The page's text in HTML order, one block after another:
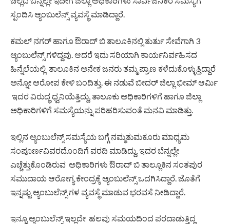
ಸ್ಪಂದಿಸಿ ಆ್ಯಂಬುಲೆನ್ಸ್ ವ್ಯವಸ್ಥೆ ಮಾಡಿದ್ದಾರೆ.
ಕಮಲ್ ನಗರ್ ಹಾಗೂ ಔರಾದ್ ಬಿ ತಾಲೂಕಿನಲ್ಲಿ ತುರ್ತು ಸೇವೆಗಾಗಿ 3
ಆ್ಯಂಬುಲೆನ್ಸ್ ಗಳಿದ್ದವು. ಆದರೆ ಇದು ಸರಿಯಾಗಿ ಕಾರ್ಯನಿರ್ವಹಿಸದ
ಹಿನ್ನೆಲೆಯಲ್ಲಿ ತಾಲೂಕಿನ ಅನೇಕ ಜನರು ತಮ್ಮ ಪ್ರಾಣ ಕಳೆದುಕೊಳ್ಳುತ್ತಿದ್ದಾರೆ
ಅನ್ನೋ ಆರೋಪ ಕೇಳಿ ಬಂದಿತ್ತು. ಈ ನಡುವೆ ಬೀದರ್ ಜಿಲ್ಲಾ ಭೀಮ್ ಆರ್ಮಿ
ಇದರ ವಿರುದ್ಧ ಧ್ವನಿಯೆತ್ತಿದ್ದು, ತಾಲೂಕು ಅಧಿಕಾರಿಗಳಿಗೆ ಹಾಗೂ ಜಿಲ್ಲಾ
ಅಧಿಕಾರಿಗಳಿಗೆ ಸಮಸ್ಯೆಯನ್ನು ಪರಿಹರಿಸುವಂತೆ ಮನವಿ ಮಾಡಿತ್ತು.
ಇಲ್ಲಿನ ಆ್ಯಂಬುಲೆನ್ಸ್ ಸಮಸ್ಯೆಯ ಬಗ್ಗೆ ನಮ್ಮತುಮಕೂರು ಮಾಧ್ಯಮ
ಸಂಪೂರ್ಣವಿವರದೊಂದಿಗೆ ವರದಿ ಮಾಡಿದ್ದು, ಇದರ ಬೆನ್ನಲ್ಲೇ
ಎಚ್ಚೆತ್ತುಕೊಂಡಿರುವ ಅಧಿಕಾರಿಗಳು ಔರಾದ್ ಬಿ ತಾಲ್ಲೂಕಿನ ಸಂತಪುರ
ಸಮುದಾಯ ಆರೋಗ್ಯ ಕೇಂದ್ರಕ್ಕೆ ಆ್ಯಂಬುಲೆನ್ಸ್ ಒದಗಿಸಿದ್ದಾರೆ. ಜೊತೆಗೆ
ಇನ್ನಷ್ಟು ಆ್ಯಂಬುಲೆನ್ಸ್ ಗಳ ವ್ಯವಸ್ಥೆ ಮಾಡುವ ಭರವಸೆ ನೀಡಿದ್ದಾರೆ.
ಇನ್ನೂ ಆ್ಯಂಬುಲೆನ್ಸ್ ಇಲ್ಲದೇ ಹಲವು ಸಮಯದಿಂದ ಪರದಾಡುತ್ತಿದ್ದ